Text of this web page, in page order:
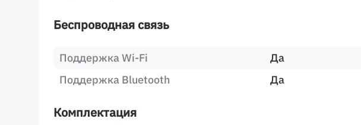
Беспроводная связь
Поддержка Wi-Fi
Да
Поддержка Bluetooth
Да
Комплектация